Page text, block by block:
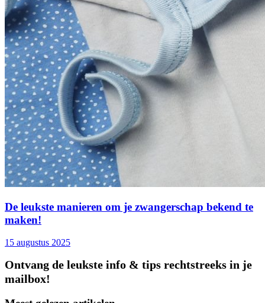
De leukste manieren om je zwangerschap bekend te
maken!
15 augustus 2025
Ontvang de leukste info & tips rechtstreeks in je
mailbox!